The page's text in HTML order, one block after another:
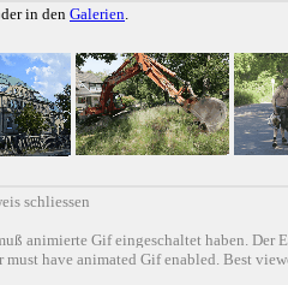
in den Galerien.
schliessen
animierte Gif eingeschaltet haben. Der
must have animated Gif enabled. Best